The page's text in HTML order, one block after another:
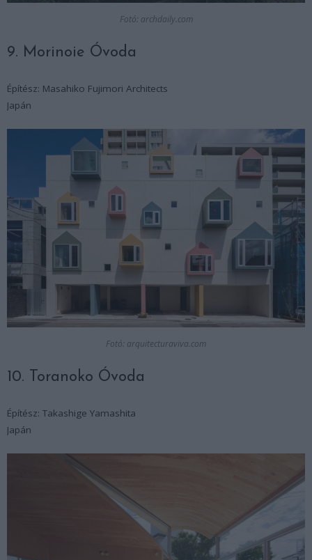
Fotó: archdaily.com
9. Morinoie Óvoda
Építész: Masahiko Fujimori Architects
Japán
Fotó: arquitecturaviva.com
10. Toranoko Óvoda
Építész: Takashige Yamashita
Japán